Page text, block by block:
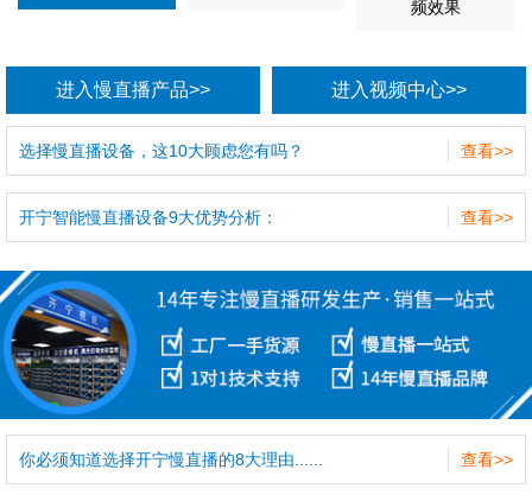
频效果
进入慢直播产品>> 进入视频中心>>
查看>>
选择慢直播设备，这10大顾虑您有吗？
查看>>
开宁智能慢直播设备9大优势分析：
查看>>
你必须知道选择开宁慢直播的8大理由......